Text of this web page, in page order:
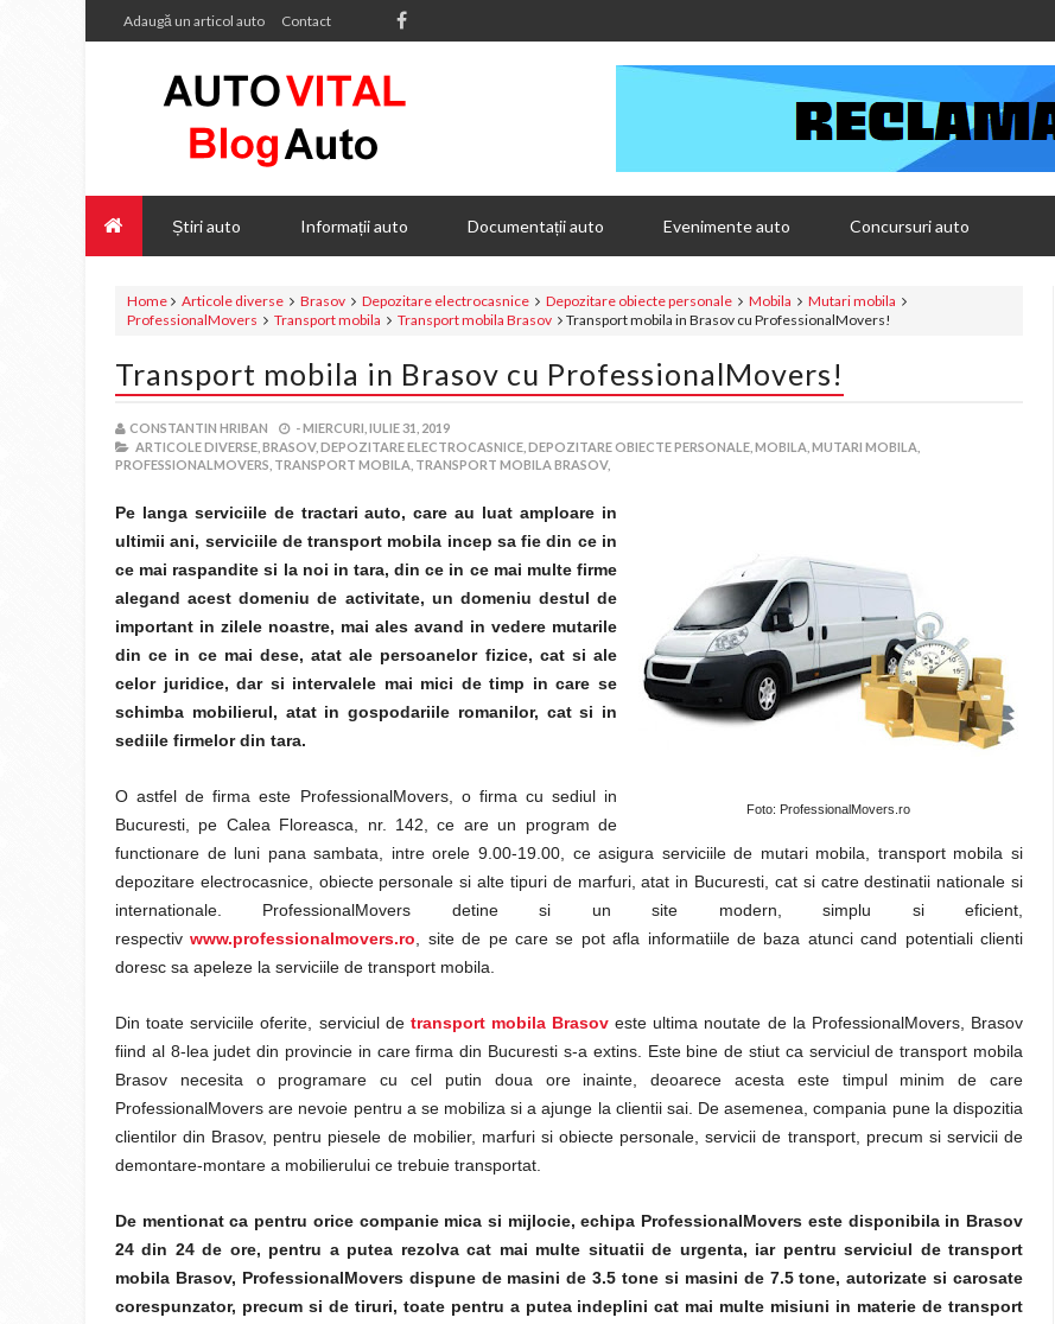
Adaugă un articol auto Contact
Știri auto Informații auto Documentații auto Evenimente auto Concursuri auto
Home Articole diverse Brasov Depozitare electrocasnice Depozitare obiecte personale Mobila
Mutari mobila
ProfessionalMovers
Transport mobila Transport mobila Brasov Transport mobila in Brasov cu ProfessionalMovers!
Transport mobila in Brasov cu ProfessionalMovers!
CONSTANTIN HRIBAN -MIERCURI, IULIE 31, 2019
ARTICOLE DIVERSE, BRASOV, DEPOZITARE ELECTROCASNICE, DEPOZITARE OBIECTE PERSONALE, MOBILA, MUTARI MOBILA,
PROFESSIONALMOVERS, TRANSPORT MOBILA, TRANSPORT MOBILA BRASOV,
Foto: ProfessionalMovers.ro
Pe langa serviciile de tractari auto, care au luat amploare in
ultimii ani, serviciile de transport mobila incep sa fie din ce in
ce mai raspandite si la noi in tara, din ce in ce mai multe firme
alegand acest domeniu de activitate, un domeniu destul de
important in zilele noastre, mai ales avand in vedere mutarile
din ce in ce mai dese, atat ale persoanelor fizice, cat si ale
celor juridice, dar si intervalele mai mici de timp in care se
schimba mobilierul, atat in gospodariile romanilor, cat si in
sediile firmelor din tara.
O astfel de firma este ProfessionalMovers, o firma cu sediul in
Bucuresti, pe Calea Floreasca, nr. 142, ce are un program de
functionare de luni pana sambata, intre orele 9.00-19.00, ce asigura serviciile de mutari mobila, transport mobila si
depozitare electrocasnice, obiecte personale si alte tipuri de marfuri, atat in Bucuresti, cat si catre destinatii nationale si
internationale. ProfessionalMovers detine si un site modern, simplu si eficient,
respectiv www.professionalmovers.ro , site de pe care se pot afla informatiile de baza atunci cand potentiali clienti
doresc sa apeleze la serviciile de transport mobila.
Din toate serviciile oferite, serviciul de transport mobila Brasov este ultima noutate de la ProfessionalMovers, Brasov
fiind al 8-lea judet din provincie in care firma din Bucuresti s-a extins. Este bine de stiut ca serviciul de transport mobila
Brasov necesita o programare cu cel putin doua ore inainte, deoarece acesta este timpul minim de care
ProfessionalMovers are nevoie pentru a se mobiliza si a ajunge la clientii sai. De asemenea, compania pune la dispozitia
clientilor din Brasov, pentru piesele de mobilier, marfuri si obiecte personale, servicii de transport, precum si servicii de
demontare-montare a mobilierului ce trebuie transportat.
De mentionat ca pentru orice companie mica si mijlocie, echipa ProfessionalMovers este disponibila in Brasov
24 din 24 de ore, pentru a putea rezolva cat mai multe situatii de urgenta, iar pentru serviciul de transport
mobila Brasov, ProfessionalMovers dispune de masini de 3.5 tone si masini de 7.5 tone, autorizate si carosate
corespunzator, precum si de tiruri, toate pentru a putea indeplini cat mai multe misiuni in materie de transport